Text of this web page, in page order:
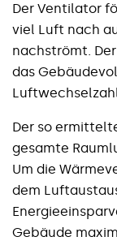
Der Ventilator
viel Luft nach
nachströmt.
das
Der so
gesamte
Um die
dem
Gebäude